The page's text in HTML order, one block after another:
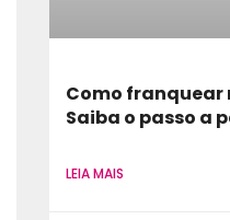
Como franquear
Saiba o passo a
LEIA MAIS